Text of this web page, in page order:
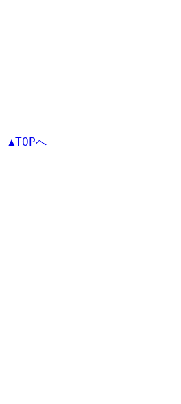
▲TOPへ